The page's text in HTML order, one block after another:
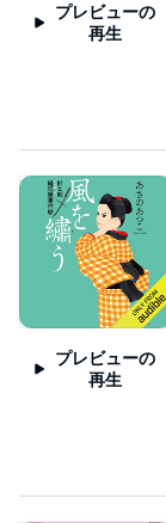
プレビューの
再生
プレビューの
再生